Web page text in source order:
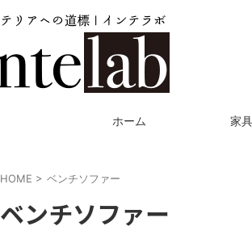
ホーム 家
HOME > ベンチソファー
ベンチソファー